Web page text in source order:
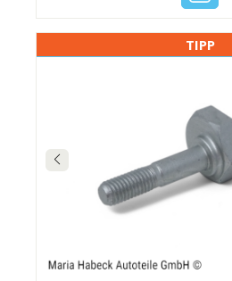
TIPP